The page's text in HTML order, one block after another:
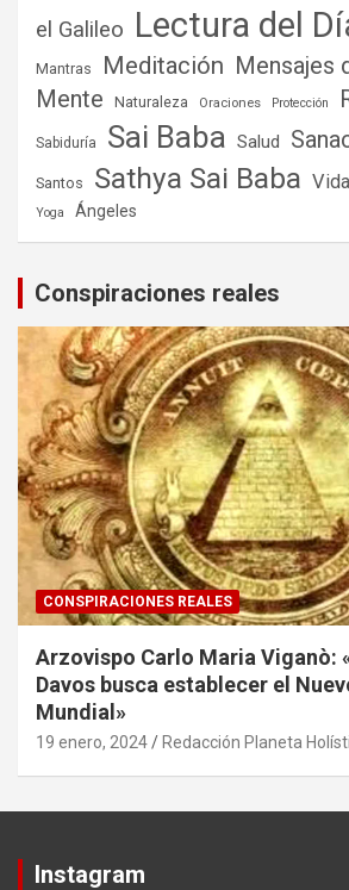
el Galileo Lectura del
Mantras Meditación Mensajes
Mente
Naturaleza Oraciones Protección
Sabiduría Sai Baba Salud
Santos Sathya Sai Baba Vida
Yoga Ángeles
Conspiraciones reales
CONSPIRACIONES REALES
Arzovispo Carlo Maria Viganò:
Davos busca establecer el
Mundial»
19 enero, 2024 Redacción Planeta
Instagram